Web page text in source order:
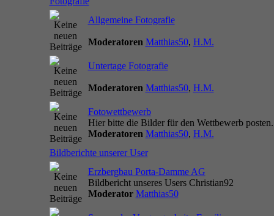
Allgemeine Fotografie
Moderatoren Matthias50, H.M.
Untertage Fotografie
Moderatoren Matthias50, H.M.
Fotowettbewerb
Hier bitte die Bilder für den Wettbewerb posten.
Moderatoren Matthias50, H.M.
Bildberichte unserer User
Erzbergbau Porta-Damme AG
Bildbericht unseres Users Christian92
Moderator Matthias50